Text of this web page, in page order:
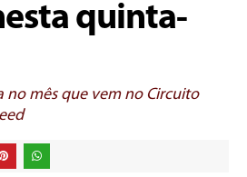
quinta-
no mês que vem no Circuito